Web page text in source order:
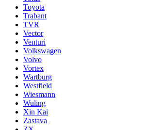
Toyota
Trabant
TVR
Vector
Venturi
Volkswagen
Volvo
Vortex
Wartburg
Westfield
Wiesmann
Wuling
Xin Kai
Zastava